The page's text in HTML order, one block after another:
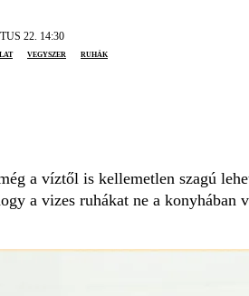
22. 14:30
vegyszer ruhák
a víztől is kellemetlen szagú
a vizes ruhákat ne a konyhában